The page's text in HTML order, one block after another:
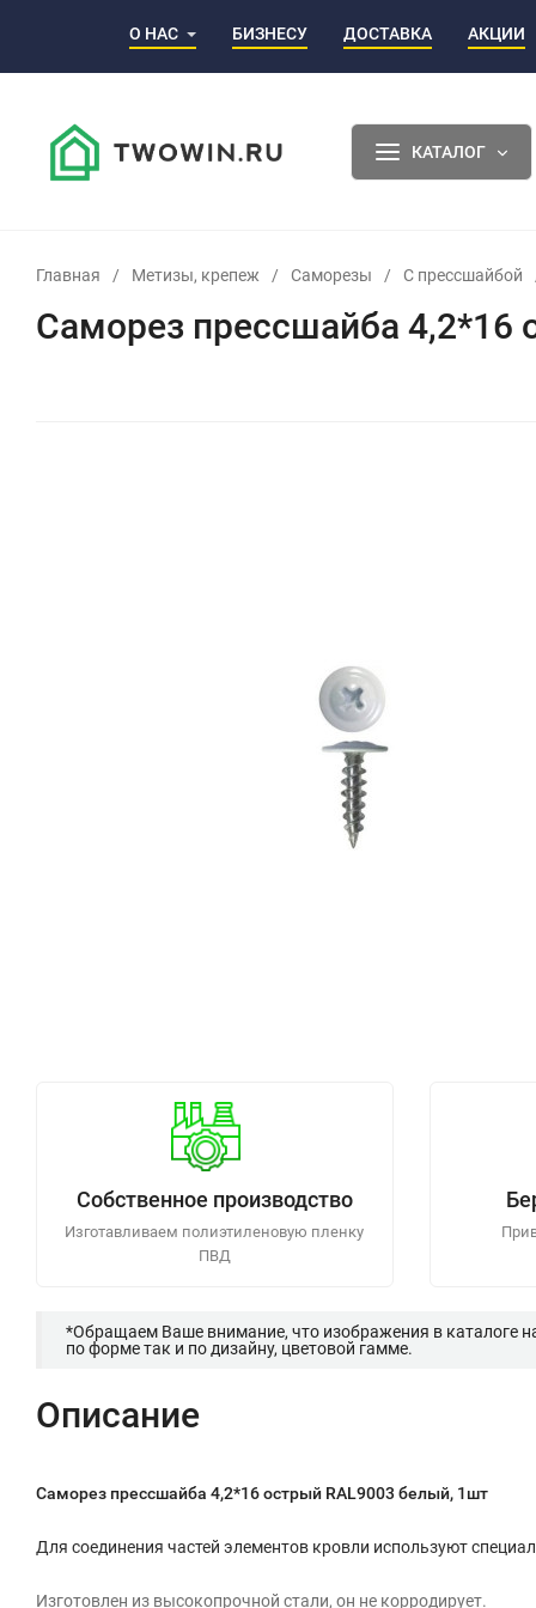
О НАС БИЗНЕСУ ДОСТАВКА АКЦИИ
КАТАЛОГ
Главная / Метизы, крепеж / Саморезы / С прессшайбой
Саморез прессшайба 4,2*16
Собственное производство
Изготавливаем полиэтиленовую пленку
ПВД
*Обращаем Ваше внимание, что изображения в каталоге
по форме так и по дизайну, цветовой гамме.
Описание
Саморез прессшайба 4,2*16 острый RAL9003 белый, 1шт
Для соединения частей элементов кровли используют
Изготовлен из высокопрочной стали, он не корродирует.